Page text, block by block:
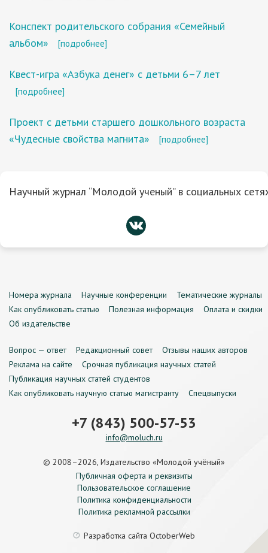
Конспект родительского собрания «Семейный
альбом»
[подробнее]
Квест-игра «Азбука денег» c детьми 6–7 лет
[подробнее]
Проект с детьми старшего дошкольного возраста
«Чудесные свойства магнита»
[подробнее]
Научный журнал “Молодой ученый” в социальных
Номера журнала Научные конференции
Тематические журналы
Как опубликовать статью
Полезная информация
Оплата и скидки
Об издательстве
Вопрос — ответ Редакционный совет
Отзывы наших авторов
Реклама на сайте
Срочная публикация научных статей
Публикация научных статей студентов
Как опубликовать научную статью магистранту
Спецвыпуски
+7 (843) 500-57-53
info@moluch.ru
© 2008–2026, Издательство «Молодой учёный»
Публичная оферта и реквизиты
Пользовательское соглашение
Политика конфиденциальности
Политика рекламной рассылки
Разработка сайта OctoberWeb